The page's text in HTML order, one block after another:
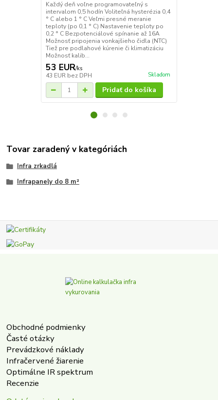
Každý deň voľne programovateľný s
intervalom 0,5 hodín Voliteľná hysterézia 0,4
° C alebo 1 ° C Veľmi presné meranie
teploty (po 0,1 ° C) Nastavenie teploty po
0,2 ° C Bezpotenciálové spínanie až 16A
Možnosť pripojenia vonkajšieho čidla (NTC)
Tiež pre podlahové kúrenie či klimatizáciu
Možnosť kalib...
53 EUR/ks
43 EUR bez DPH Skladom
Pridať do košíka
Tovar zaradený v kategóriách
Infra zrkadlá
Infrapanely do 8 m²
Obchodné podmienky
Časté otázky
Prevádzkové náklady
Infračervené žiarenie
Optimálne IR spektrum
Recenzie